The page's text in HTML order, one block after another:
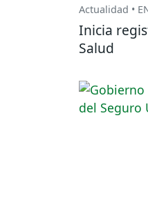
Actualidad •
Inicia
Salud